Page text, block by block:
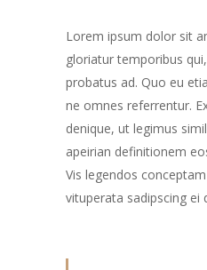
Lorem ipsum dolor sit
gloriatur temporibus
probatus ad. Quo eu
ne omnes referrentur.
denique, ut legimus
apeirian definitionem
Vis legendos
vituperata sadipscing ei